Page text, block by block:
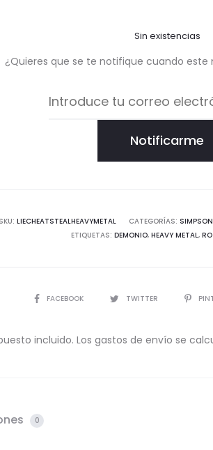
Sin existencias
¿Quieres que se te notifique cuando este
Notificarme
SKU: LIECHEATSTEALHEAVYMETAL CATEGORÍAS:
ETIQUETAS: DEMONIO, HEAVY METAL,
COMPARTIR
FACEBOOK TWITTER
incluido. Los gastos de envío se
0